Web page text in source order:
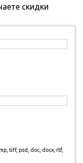
скидки
tiff, psd, doc, docx, rtf,